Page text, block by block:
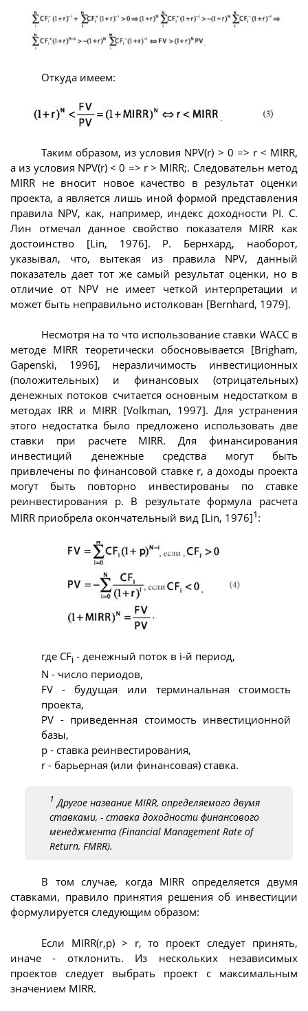
Откуда имеем:
Таким образом, из условия NРV(r) > 0 => r < MIRR,
а из условия NPV(r) < 0 => r > MIRR;. Следовательн метод
MIRR не вносит новое качество в результат оценки
проекта, а является лишь иной формой представления
правила NPV, как, например, индекс доходности PI. С.
Лин отмечал данное свойство показателя MIRR как
достоинство [Lin, 1976]. Р. Бернхард, наоборот,
указывал, что, вытекая из правила NPV, данный
показатель дает тот же самый результат оценки, но в
отличие от NPV не имеет четкой интерпретации и
может быть неправильно истолкован [Bernhard, 1979].
Несмотря на то что использование ставки WACC в
методе MIRR теоретически обосновывается [Brigham,
Gapenski, 1996], неразличимость инвестиционных
(положительных) и финансовых (отрицательных)
денежных потоков считается основным недостатком в
методах IRR и MIRR [Volkman, 1997]. Для устранения
этого недостатка было предложено использовать две
ставки при расчете MIRR. Для финансирования
инвестиций денежные средства могут быть
привлечены по финансовой ставке r, а доходы проекта
могут быть повторно инвестированы по ставке
реинвестирования p. В результате формула расчета
MIRR приобрела окончательный вид [Lin, 1976]1:
где CFi - денежный поток в i-й период,
N - число периодов,
FV - будущая или терминальная стоимость
проекта,
PV - приведенная стоимость инвестиционной
базы,
p - ставка реинвестирования,
r - барьерная (или финансовая) ставка.
1 Другое название MIRR, определяемого двумя
ставками, - ставка доходности финансового
менеджмента (Financial Management Rate of
Return, FMRR).
В том случае, когда MIRR определяется двумя
ставками, правило принятия решения об инвестиции
формулируется следующим образом:
Если MIRR(r,p) > r, то проект следует принять,
иначе - отклонить. Из нескольких независимых
проектов следует выбрать проект с максимальным
значением MIRR.